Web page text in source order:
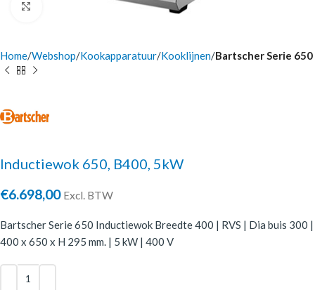
Home Webshop Kookapparatuur Kooklijnen Bartscher Serie 650
Inductiewok 650, B400, 5kW
€6.698,00 Excl. BTW
Bartscher Serie 650 Inductiewok Breedte 400 | RVS | Dia buis 300 |
400 x 650 x H 295 mm. | 5 kW | 400 V